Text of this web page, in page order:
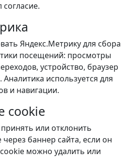
согласие.
Яндекс.Метрику для сбора
посещений: просмотры
устройство, браузер
используется для
и навигации.
cookie
или отклонить
баннер сайта, если он
можно удалить или